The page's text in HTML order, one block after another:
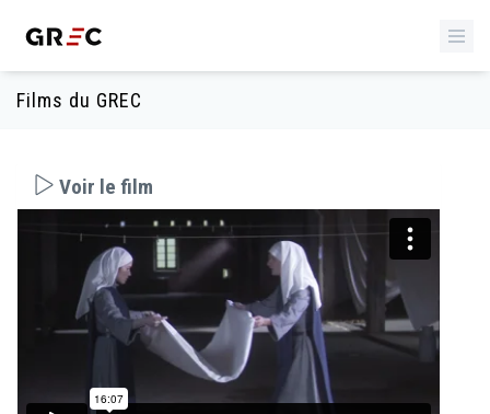
Films du GREC
Voir le film